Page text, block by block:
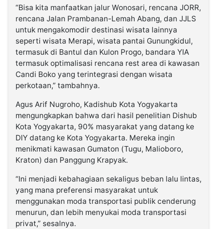
“Bisa kita manfaatkan jalur Wonosari, rencana JORR,
rencana Jalan Prambanan-Lemah Abang, dan JJLS
untuk mengakomodir destinasi wisata lainnya
seperti wisata Merapi, wisata pantai Gunungkidul,
termasuk di Bantul dan Kulon Progo, bandara YIA
termasuk optimalisasi rencana rest area di kawasan
Candi Boko yang terintegrasi dengan wisata
perkotaan,” tambahnya.
Agus Arif Nugroho, Kadishub Kota Yogyakarta
mengungkapkan bahwa dari hasil penelitian Dishub
Kota Yogyakarta, 90% masyarakat yang datang ke
DIY datang ke Kota Yogyakarta. Mereka ingin
menikmati kawasan Gumaton (Tugu, Malioboro,
Kraton) dan Panggung Krapyak.
“Ini menjadi kebahagiaan sekaligus beban lalu lintas,
yang mana preferensi masyarakat untuk
menggunakan moda transportasi publik cenderung
menurun, dan lebih menyukai moda transportasi
privat,” sesalnya.